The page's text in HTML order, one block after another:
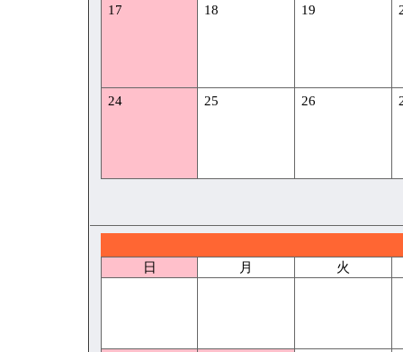
17 18 19
24 25 26
日 月 火